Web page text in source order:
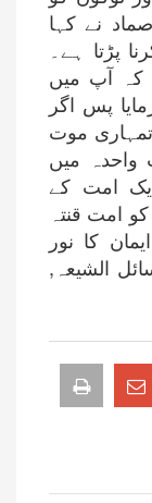
نے کہا
پڑتا ہے۔
کہ آپ میں
پس اگر
موت
واحدہ میں
امت کے
امت قنتہ
کا نور
الشیعہ,